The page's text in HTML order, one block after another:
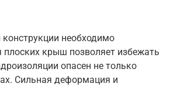
необходимо
плоских крыш позволяет избежать
опасен не только
Сильная деформация и